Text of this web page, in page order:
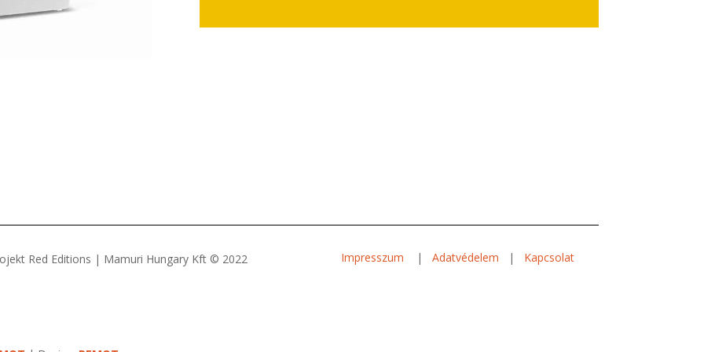
Red Editions | Mamuri Hungary Kft © 2022 Impresszum | Adatvédelem | Kapcsolat